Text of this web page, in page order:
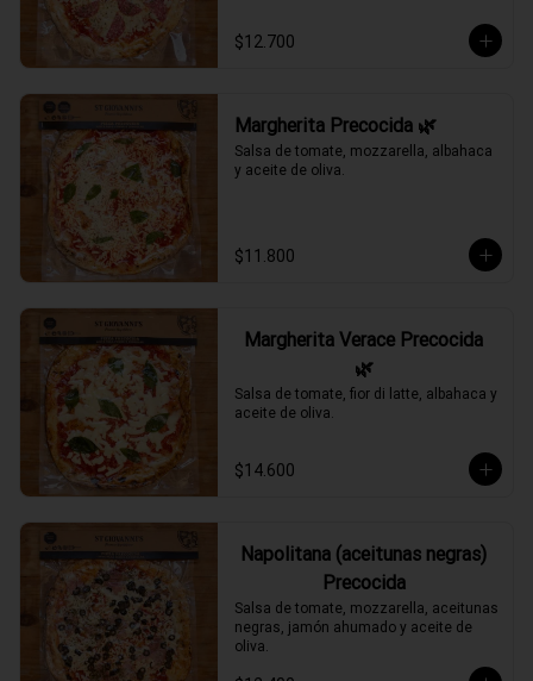
$12.700
Margherita Precocida 🌿
Salsa de tomate, mozzarella, albahaca
y aceite de oliva.
$11.800
Margherita Verace Precocida
🌿
Salsa de tomate, fior di latte, albahaca y
aceite de oliva.
$14.600
Napolitana (aceitunas negras)
Precocida
Salsa de tomate, mozzarella, aceitunas
negras, jamón ahumado y aceite de
oliva.